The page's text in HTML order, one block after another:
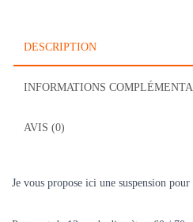
DESCRIPTION
INFORMATIONS
AVIS (0)
Je vous propose ici une suspension